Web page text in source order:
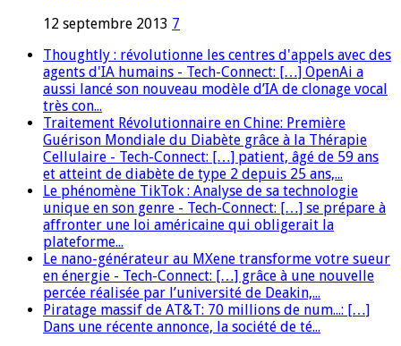
12 septembre 2013 7
Thoughtly : révolutionne les centres d'appels avec des
agents d'IA humains - Tech-Connect: […] OpenAi a
aussi lancé son nouveau modèle d’IA de clonage vocal
très con...
Traitement Révolutionnaire en Chine: Première
Guérison Mondiale du Diabète grâce à la Thérapie
Cellulaire - Tech-Connect: […] patient, âgé de 59 ans
et atteint de diabète de type 2 depuis 25 ans,...
Le phénomène TikTok : Analyse de sa technologie
unique en son genre - Tech-Connect: […] se prépare à
affronter une loi américaine qui obligerait la
plateforme...
Le nano-générateur au MXene transforme votre sueur
en énergie - Tech-Connect: […] grâce à une nouvelle
percée réalisée par l’université de Deakin,...
Piratage massif de AT&T: 70 millions de num...: […]
Dans une récente annonce, la société de té...